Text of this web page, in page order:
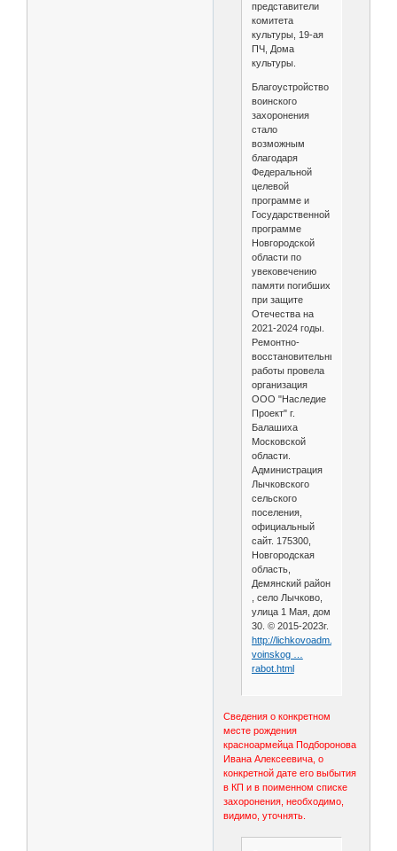
представители
комитета
культуры, 19-ая
ПЧ, Дома
культуры.
Благоустройство
воинского
захоронения
стало
возможным
благодаря
Федеральной
целевой
программе и
Государственной
программе
Новгородской
области по
увековечению
памяти погибших
при защите
Отечества на
2021-2024 годы.
Ремонтно-
восстановительные
работы провела
организация
ООО "Наследие
Проект" г.
Балашиха
Московской
области.
Администрация
Лычковского
сельского
поселения,
официальный
сайт. 175300,
Новгородская
область,
Демянский район
, село Лычково,
улица 1 Мая, дом
30. © 2015-2023г.
http://lichkovoadm.ru/otkrytie-
voinskog …
rabot.html
Сведения о конкретном
месте рождения
красноармейца Подборонова
Ивана Алексеевича, о
конкретной дате его выбытия
в КП и в поименном списке
захоронения, необходимо,
видимо, уточнять.